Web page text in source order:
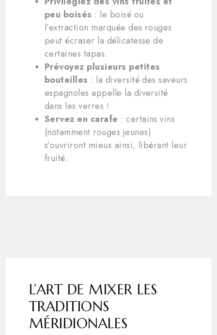
peu boisés : le boisé ou
l’extraction marquée des rouges
peut écraser la délicatesse de
certaines tapas.
Prévoyez plusieurs petites
bouteilles : la diversité des saveurs
espagnoles appelle la diversité
dans les verres !
Servez en carafe : certains vins
(notamment rouges jeunes)
s’ouvriront mieux ainsi, libérant leur
fruité.
L’ART DE MIXER LES
TRADITIONS
MÉRIDIONALES